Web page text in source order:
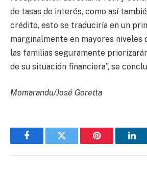
de tasas de interés, como así
crédito, esto se traduciría en un
marginalmente en mayores niveles
las familias seguramente
de su situación financiera”, se
Momarandu/José Goretta
FacebookTwitter Pinterest